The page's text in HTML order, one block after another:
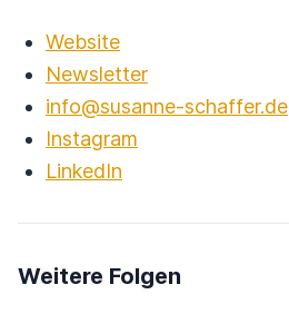
Website
Newsletter
info@susanne-schaffer.de
Instagram
LinkedIn
Weitere Folgen